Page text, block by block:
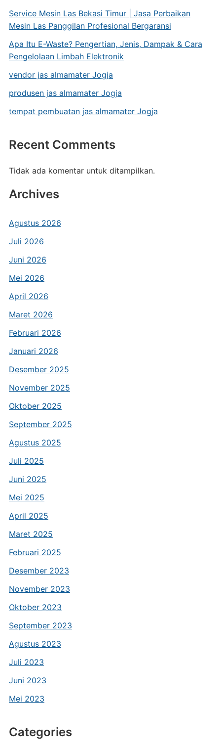
Service Mesin Las Bekasi Timur | Jasa Perbaikan
Mesin Las Panggilan Profesional Bergaransi
Apa Itu E-Waste? Pengertian, Jenis, Dampak & Cara
Pengelolaan Limbah Elektronik
vendor jas almamater Jogja
produsen jas almamater Jogja
tempat pembuatan jas almamater Jogja
Recent Comments
Tidak ada komentar untuk ditampilkan.
Archives
Agustus 2026
Juli 2026
Juni 2026
Mei 2026
April 2026
Maret 2026
Februari 2026
Januari 2026
Desember 2025
November 2025
Oktober 2025
September 2025
Agustus 2025
Juli 2025
Juni 2025
Mei 2025
April 2025
Maret 2025
Februari 2025
Desember 2023
November 2023
Oktober 2023
September 2023
Agustus 2023
Juli 2023
Juni 2023
Mei 2023
Categories